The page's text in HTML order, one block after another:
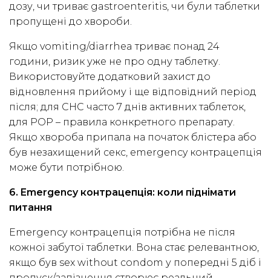
дозу, чи триває gastroenteritis, чи були таблетки
пропущені до хвороби.
Якщо vomiting/diarrhea триває понад 24
години, ризик уже не про одну таблетку.
Використовуйте додатковий захист до
відновлення прийому і ще відповідний період
після; для CHC часто 7 днів активних таблеток,
для POP – правила конкретного препарату.
Якщо хвороба припала на початок блістера або
був незахищений секс, emergency контрацепція
може бути потрібною.
6. Emergency контрацепція: коли піднімати
питання
Emergency контрацепція потрібна не після
кожної забутої таблетки. Вона стає релевантною,
якщо був sex without condom у попередні 5 діб і